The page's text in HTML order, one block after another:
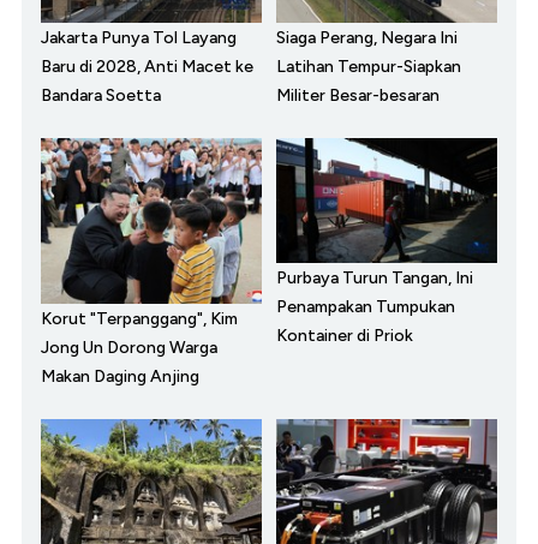
Jakarta Punya Tol Layang
Baru di 2028, Anti Macet ke
Bandara Soetta
Siaga Perang, Negara Ini
Latihan Tempur-Siapkan
Militer Besar-besaran
Korut "Terpanggang", Kim
Jong Un Dorong Warga
Makan Daging Anjing
Purbaya Turun Tangan, Ini
Penampakan Tumpukan
Kontainer di Priok